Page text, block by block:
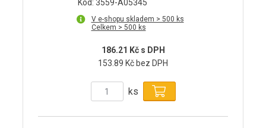
Kód: 3559-A05345
V e-shopu skladem > 500 ks
Celkem > 500 ks
186.21 Kč s DPH
153.89 Kč bez DPH
ks